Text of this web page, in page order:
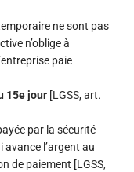
ne sont pas
n’oblige à
paie
15e jour [LGSS, art.
par la sécurité
avance l’argent au
de paiement [LGSS,